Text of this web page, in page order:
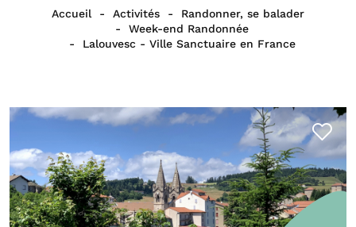
Accueil Activités
Randonner, se balader
Week-end Randonnée
Lalouvesc - Ville Sanctuaire en France